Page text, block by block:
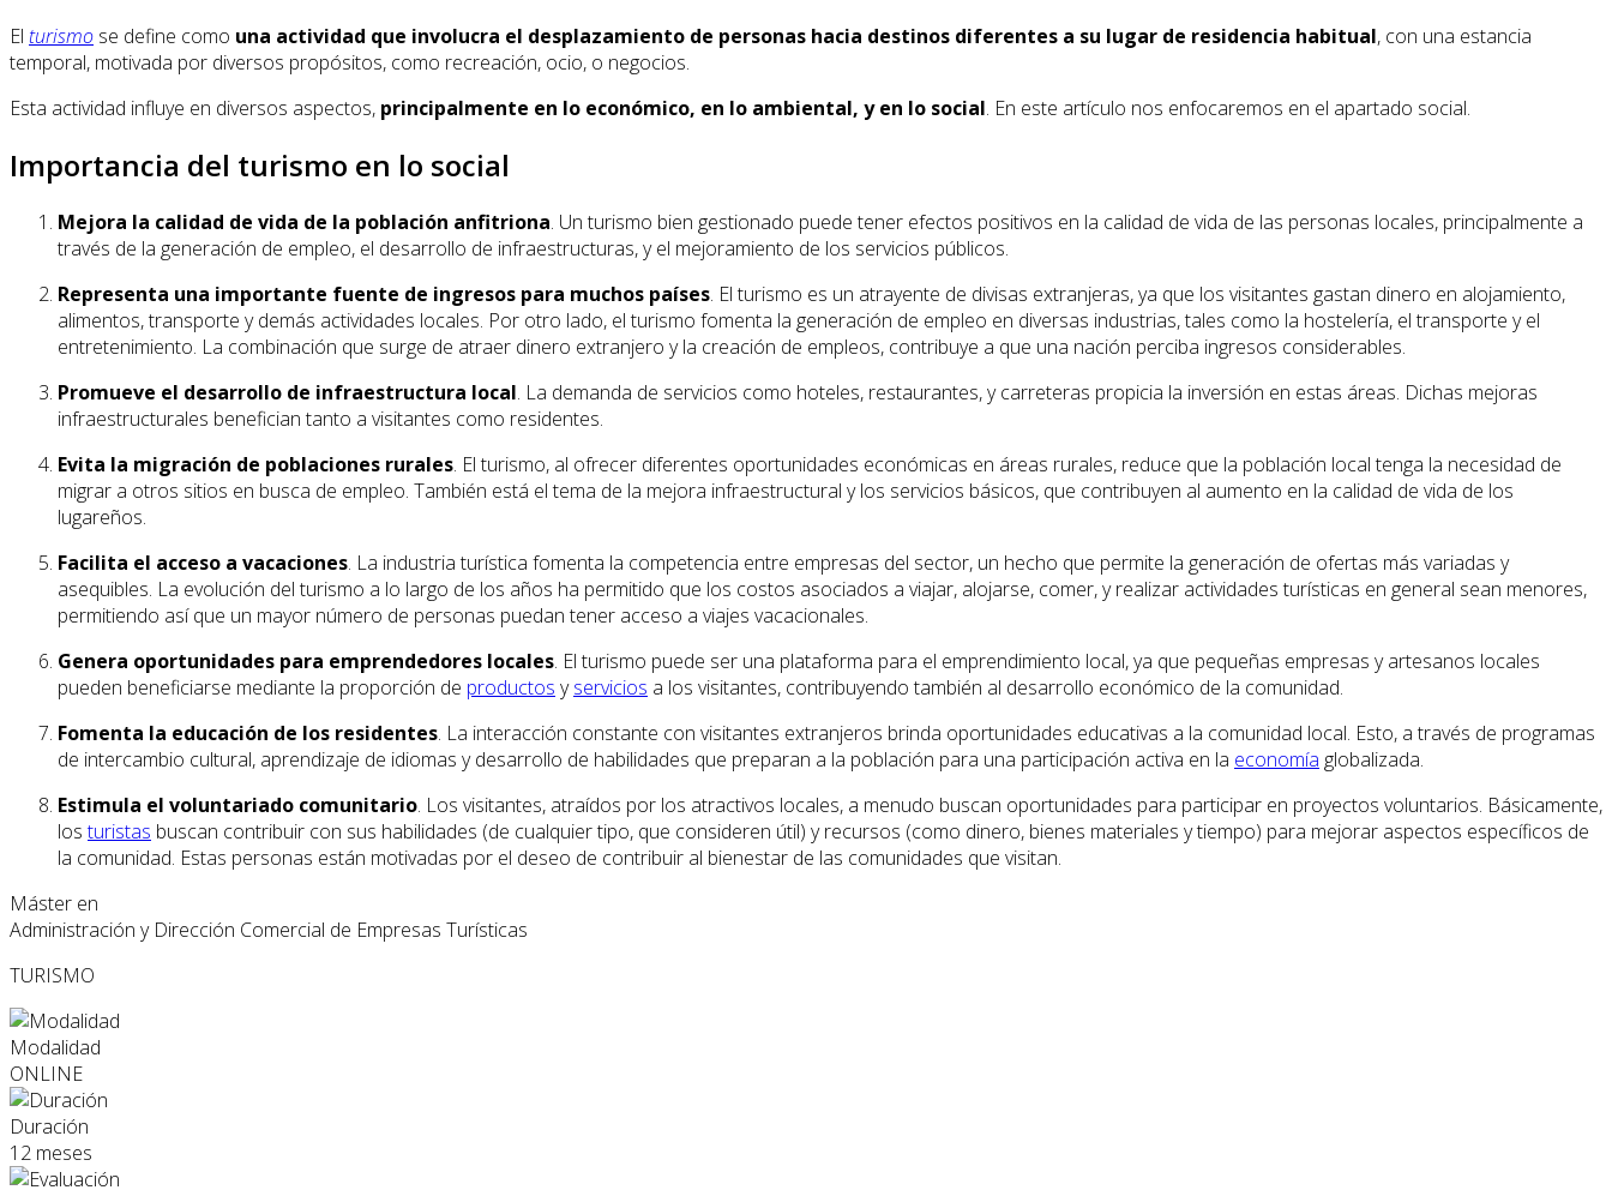
El turismo se define como una actividad que involucra el desplazamiento de personas hacia destinos diferentes a su lugar de residencia habitual, con una estancia
temporal, motivada por diversos propósitos, como recreación, ocio, o negocios.
Esta actividad influye en diversos aspectos, principalmente en lo económico, en lo ambiental, y en lo social. En este artículo nos enfocaremos en el apartado social.
Importancia del turismo en lo social
Mejora la calidad de vida de la población anfitriona. Un turismo bien gestionado puede tener efectos positivos en la calidad de vida de las personas locales, principalmente a
través de la generación de empleo, el desarrollo de infraestructuras, y el mejoramiento de los servicios públicos.
Representa una importante fuente de ingresos para muchos países. El turismo es un atrayente de divisas extranjeras, ya que los visitantes gastan dinero en alojamiento,
alimentos, transporte y demás actividades locales. Por otro lado, el turismo fomenta la generación de empleo en diversas industrias, tales como la hostelería, el transporte y el
entretenimiento. La combinación que surge de atraer dinero extranjero y la creación de empleos, contribuye a que una nación perciba ingresos considerables.
Promueve el desarrollo de infraestructura local. La demanda de servicios como hoteles, restaurantes, y carreteras propicia la inversión en estas áreas. Dichas mejoras
infraestructurales benefician tanto a visitantes como residentes.
Evita la migración de poblaciones rurales. El turismo, al ofrecer diferentes oportunidades económicas en áreas rurales, reduce que la población local tenga la necesidad de
migrar a otros sitios en busca de empleo. También está el tema de la mejora infraestructural y los servicios básicos, que contribuyen al aumento en la calidad de vida de los
lugareños.
Facilita el acceso a vacaciones. La industria turística fomenta la competencia entre empresas del sector, un hecho que permite la generación de ofertas más variadas y
asequibles. La evolución del turismo a lo largo de los años ha permitido que los costos asociados a viajar, alojarse, comer, y realizar actividades turísticas en general sean menores,
permitiendo así que un mayor número de personas puedan tener acceso a viajes vacacionales.
Genera oportunidades para emprendedores locales. El turismo puede ser una plataforma para el emprendimiento local, ya que pequeñas empresas y artesanos locales
pueden beneficiarse mediante la proporción de productos yservicios a los visitantes, contribuyendo también al desarrollo económico de la comunidad.
Fomenta la educación de los residentes. La interacción constante con visitantes extranjeros brinda oportunidades educativas a la comunidad local. Esto, a través de programas
de intercambio cultural, aprendizaje de idiomas y desarrollo de habilidades que preparan a la población para una participación activa en la economía globalizada.
Estimula el voluntariado comunitario. Los visitantes, atraídos por los atractivos locales, a menudo buscan oportunidades para participar en proyectos voluntarios. Básicamente,
losturistas buscan contribuir con sus habilidades (de cualquier tipo, que consideren útil) y recursos (como dinero, bienes materiales y tiempo) para mejorar aspectos específicos de
la comunidad. Estas personas están motivadas por el deseo de contribuir al bienestar de las comunidades que visitan.
Máster en
Administración y Dirección Comercial de Empresas Turísticas
TURISMO
Modalidad
ONLINE
Duración
12 meses